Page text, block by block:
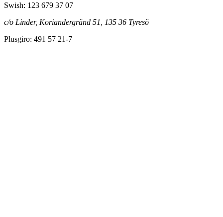
Swish: 123 679 37 07
c/o Linder, Koriandergränd 51, 135 36 Tyresö
Plusgiro: 491 57 21-7